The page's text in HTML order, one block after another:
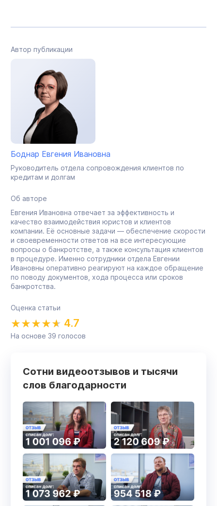
Автор публикации
Боднар Евгения Ивановна
Руководитель отдела сопровождения клиентов по
кредитам и долгам
Об авторе
Евгения Ивановна отвечает за эффективность и
качество взаимодействия юристов и клиентов
компании. Её основные задачи — обеспечение скорости
и своевременности ответов на все интересующие
вопросы о банкротстве, а также консультация клиентов
в процедуре. Именно сотрудники отдела Евгении
Ивановны оперативно реагируют на каждое обращение
по поводу документов, хода процесса или сроков
банкротства.
Оценка статьи
4.7
На основе 39 голосов
Сотни видеоотзывов и тысячи
слов благодарности